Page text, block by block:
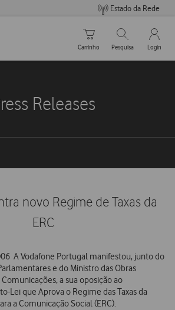
Estado da Rede
Carrinho de compras
Carrinho
Pesquisar
Pesquisa
My
Login
Releases
novo Regime de Taxas da
ERC
 A Vodafone Portugal manifestou, junto do
e do Ministro das Obras
a sua oposição ao
Lei que Aprova o Regime das Taxas da
a Comunicação Social (ERC).